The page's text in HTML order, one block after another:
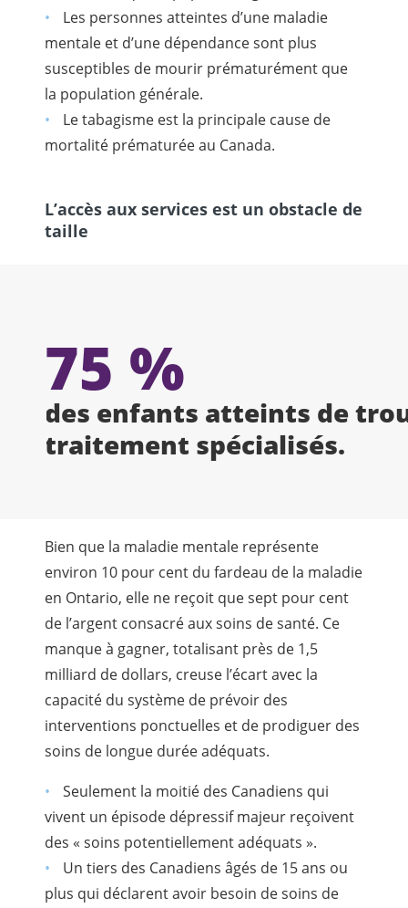
Les personnes atteintes d’une maladie
mentale et d’une dépendance sont plus
susceptibles de mourir prématurément que
la population générale.
Le tabagisme est la principale cause de
mortalité prématurée au Canada.
L’accès aux services est un obstacle de
taille
75 %
des enfants atteints de
traitement spécialisés.
Bien que la maladie mentale représente
environ 10 pour cent du fardeau de la maladie
en Ontario, elle ne reçoit que sept pour cent
de l’argent consacré aux soins de santé. Ce
manque à gagner, totalisant près de 1,5
milliard de dollars, creuse l’écart avec la
capacité du système de prévoir des
interventions ponctuelles et de prodiguer des
soins de longue durée adéquats.
Seulement la moitié des Canadiens qui
vivent un épisode dépressif majeur reçoivent
des « soins potentiellement adéquats ».
Un tiers des Canadiens âgés de 15 ans ou
plus qui déclarent avoir besoin de soins de